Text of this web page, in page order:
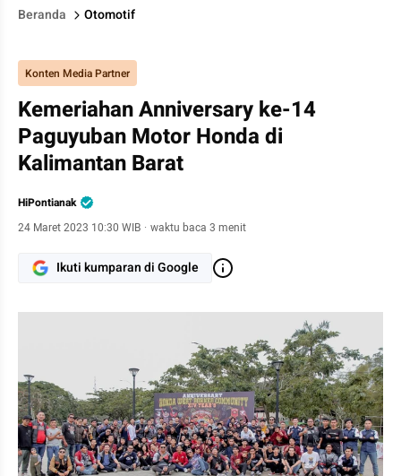
Beranda Otomotif
Konten Media Partner
Kemeriahan Anniversary ke-14
Paguyuban Motor Honda di
Kalimantan Barat
HiPontianak
24 Maret 2023 10:30 WIB · waktu baca 3 menit
Ikuti kumparan di Google